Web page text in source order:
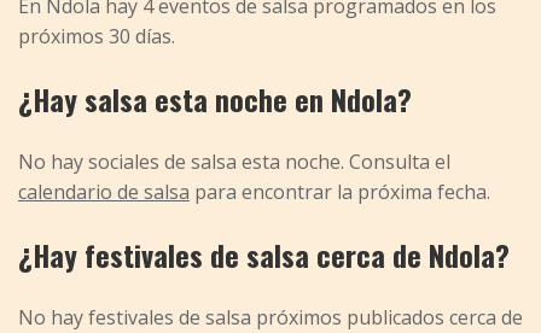
En Ndola hay 4 eventos de salsa programados en los
próximos 30 días.
¿Hay salsa esta noche en Ndola?
No hay sociales de salsa esta noche. Consulta el
calendario de salsa para encontrar la próxima fecha.
¿Hay festivales de salsa cerca de Ndola?
No hay festivales de salsa próximos publicados cerca de